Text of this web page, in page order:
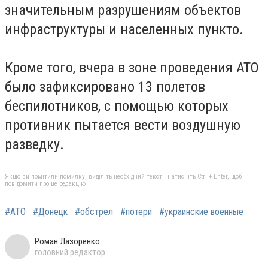
значительным разрушениям объектов
инфраструктуры и населенных пункто.
Кроме того, вчера в зоне проведения АТО
было зафиксировано 13 полетов
беспилотников, с помощью которых
противник пытается вести воздушную
разведку.
Якщо ви помітили помилку, виділіть необхідний текст і натисніть Ctrl + Enter, щоб
повідомити про це редакцію
#АТО #Донецк #обстрел #потери #украинские военные
Роман Лазоренко
головний редактор